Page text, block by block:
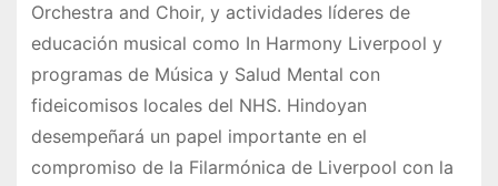
Orchestra and Choir, y actividades líderes de
educación musical como In Harmony Liverpool y
programas de Música y Salud Mental con
fideicomisos locales del NHS. Hindoyan
desempeñará un papel importante en el
compromiso de la Filarmónica de Liverpool con la